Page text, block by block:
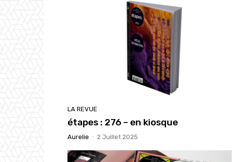
LA REVUE
étapes : 276 – en kiosque
Aurelie - 2 Juillet 2025